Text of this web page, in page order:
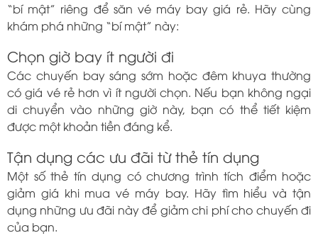
“bí mật” riêng để săn vé máy bay giá rẻ. Hãy cùng
khám phá những “bí mật” này:
Chọn giờ bay ít người đi
Các chuyến bay sáng sớm hoặc đêm khuya thường
có giá vé rẻ hơn vì ít người chọn. Nếu bạn không ngại
di chuyển vào những giờ này, bạn có thể tiết kiệm
được một khoản tiền đáng kể.
Tận dụng các ưu đãi từ thẻ tín dụng
Một số thẻ tín dụng có chương trình tích điểm hoặc
giảm giá khi mua vé máy bay. Hãy tìm hiểu và tận
dụng những ưu đãi này để giảm chi phí cho chuyến đi
của bạn.